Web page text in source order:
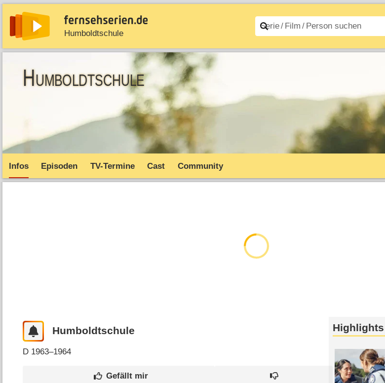
Humboldtschule
News Entdecken Streaming Filme A–Z
Humboldtschule
Infos Episoden TV-Termine Cast Community
Humboldtschule
D 1963–1964
Highlights